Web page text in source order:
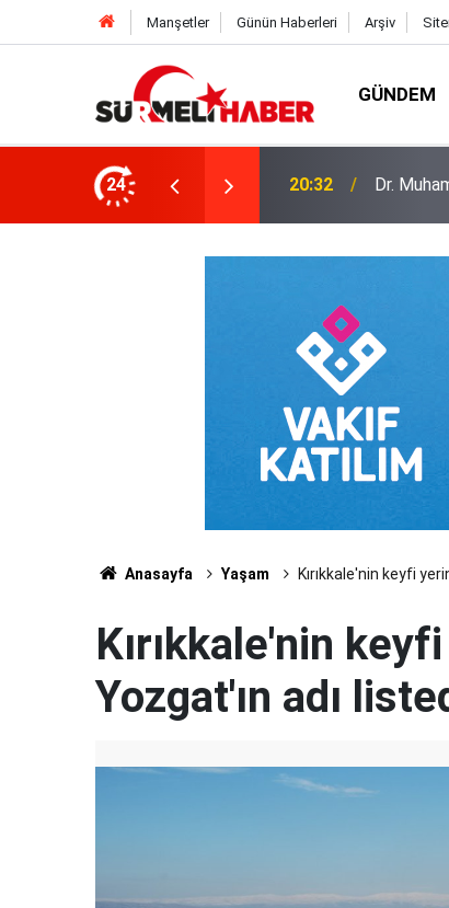
Manşetler Günün Haberleri Arşiv
GÜNDEM
24
okurlarıyla buluştu 14:52 Diyanet
Anasayfa Yaşam Kırıkkale'nin keyfi
Kırıkkale'nin
Yozgat'ın adı